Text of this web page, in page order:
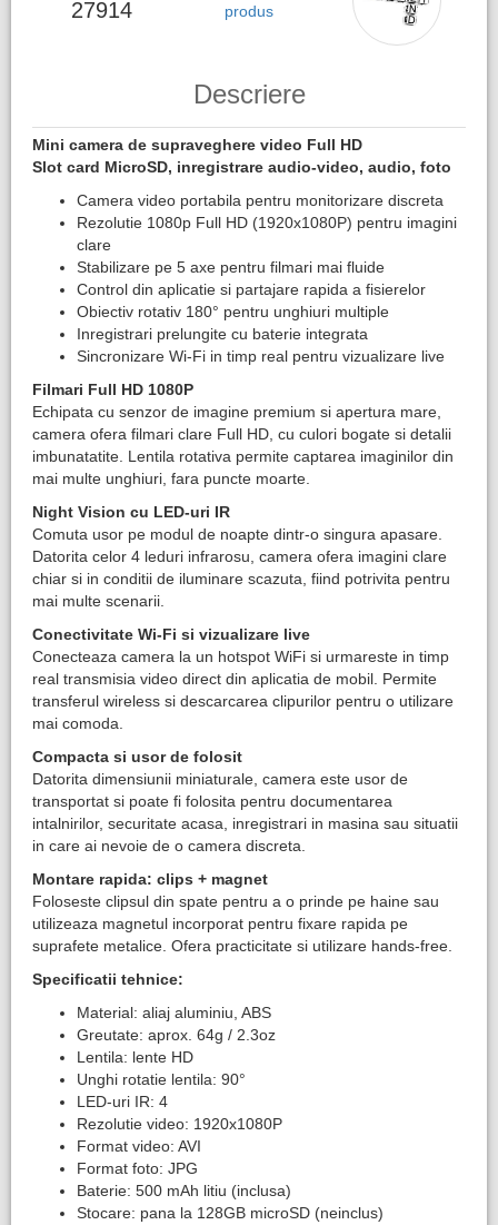
27914
produs
Descriere
Mini camera de supraveghere video Full HD
Slot card MicroSD, inregistrare audio-video, audio, foto
Camera video portabila pentru monitorizare discreta
Rezolutie 1080p Full HD (1920x1080P) pentru imagini
clare
Stabilizare pe 5 axe pentru filmari mai fluide
Control din aplicatie si partajare rapida a fisierelor
Obiectiv rotativ 180° pentru unghiuri multiple
Inregistrari prelungite cu baterie integrata
Sincronizare Wi-Fi in timp real pentru vizualizare live
Filmari Full HD 1080P
Echipata cu senzor de imagine premium si apertura mare,
camera ofera filmari clare Full HD, cu culori bogate si detalii
imbunatatite. Lentila rotativa permite captarea imaginilor din
mai multe unghiuri, fara puncte moarte.
Night Vision cu LED-uri IR
Comuta usor pe modul de noapte dintr-o singura apasare.
Datorita celor 4 leduri infrarosu, camera ofera imagini clare
chiar si in conditii de iluminare scazuta, fiind potrivita pentru
mai multe scenarii.
Conectivitate Wi-Fi si vizualizare live
Conecteaza camera la un hotspot WiFi si urmareste in timp
real transmisia video direct din aplicatia de mobil. Permite
transferul wireless si descarcarea clipurilor pentru o utilizare
mai comoda.
Compacta si usor de folosit
Datorita dimensiunii miniaturale, camera este usor de
transportat si poate fi folosita pentru documentarea
intalnirilor, securitate acasa, inregistrari in masina sau situatii
in care ai nevoie de o camera discreta.
Montare rapida: clips + magnet
Foloseste clipsul din spate pentru a o prinde pe haine sau
utilizeaza magnetul incorporat pentru fixare rapida pe
suprafete metalice. Ofera practicitate si utilizare hands-free.
Specificatii tehnice:
Material: aliaj aluminiu, ABS
Greutate: aprox. 64g / 2.3oz
Lentila: lente HD
Unghi rotatie lentila: 90°
LED-uri IR: 4
Rezolutie video: 1920x1080P
Format video: AVI
Format foto: JPG
Baterie: 500 mAh litiu (inclusa)
Stocare: pana la 128GB microSD (neinclus)